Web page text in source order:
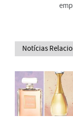
Notícias